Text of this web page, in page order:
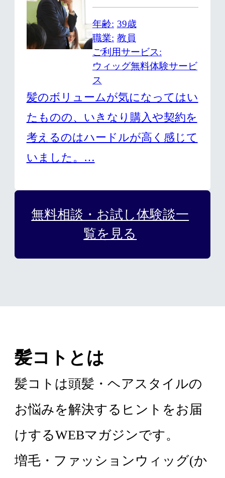
年齢
39歳
職業 教員
ご利用サービス
ウィッグ無料体験サービ
ス
髪のボリュームが気になってはい
たものの、いきなり購入や契約を
考えるのはハードルが高く感じて
いました。…
無料相談・お試し体験談一
覧を見る
髪コトとは
髪コトは頭髪・ヘアスタイルの
お悩みを解決するヒントをお届
けするWEBマガジンです。
増毛・ファッションウィッグ(か